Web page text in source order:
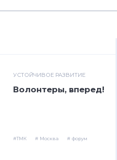
УСТОЙЧИВОЕ РАЗВИТИЕ
Волонтеры, вперед!
#ТМК # Москва # форум